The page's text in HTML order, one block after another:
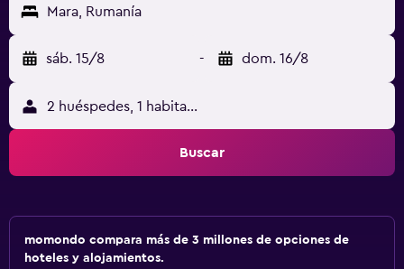
Mara, Rumanía
sáb. 15/8 - dom. 16/8
2 huéspedes, 1 habitación
Buscar
momondo compara más de 3 millones de opciones de
hoteles y alojamientos.